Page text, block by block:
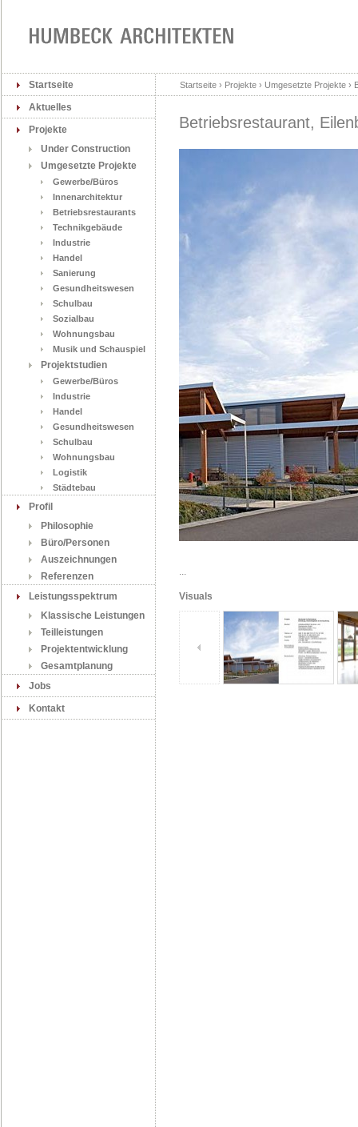
Startseite
Aktuelles
Projekte
Under Construction
Umgesetzte Projekte
Gewerbe/Büros
Innenarchitektur
Betriebsrestaurants
Technikgebäude
Industrie
Handel
Sanierung
Gesundheitswesen
Schulbau
Sozialbau
Wohnungsbau
Musik und Schauspiel
Projektstudien
Gewerbe/Büros
Industrie
Handel
Gesundheitswesen
Schulbau
Wohnungsbau
Logistik
Städtebau
Profil
Philosophie
Büro/Personen
Auszeichnungen
Referenzen
Leistungsspektrum
Klassische Leistungen
Teilleistungen
Projektentwicklung
Gesamtplanung
Jobs
Kontakt
Startseite › Projekte › Umgesetzte Projekte ›
Betriebsrestaurant,
...
Visuals